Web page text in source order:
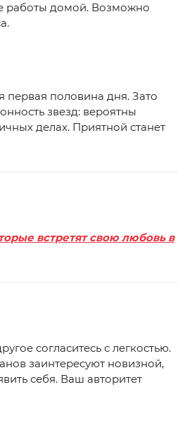
работы домой. Возможно
первая половина дня. Зато
звезд: вероятны
делах. Приятной станет
встретят свою любовь в
согласитесь с легкостью.
заинтересуют новизной,
себя. Ваш авторитет